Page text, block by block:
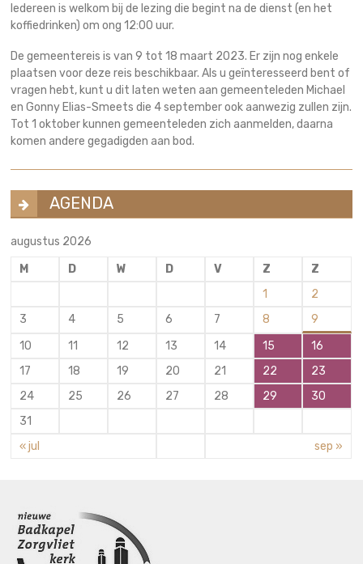
Iedereen is welkom bij de lezing die begint na de dienst (en het
koffiedrinken) om ong 12:00 uur.
De gemeentereis is van 9 tot 18 maart 2023. Er zijn nog enkele
plaatsen voor deze reis beschikbaar. Als u geïnteresseerd bent of
vragen hebt, kunt u dit laten weten aan gemeenteleden Michael
en Gonny Elias-Smeets die 4 september ook aanwezig zullen zijn.
Tot 1 oktober kunnen gemeenteleden zich aanmelden, daarna
komen andere gegadigden aan bod.
AGENDA
augustus 2026
M
D W D V Z
Z
1
2
3
4 5 6 7 8
9
10
11 12 13 14 15
16
17
18 19 20 21 22
23
24
25 26 27 28 29
30
31
« jul
sep »